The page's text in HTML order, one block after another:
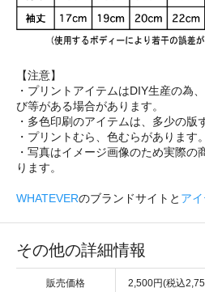
【注意】
・プリントアイテムはDIY生産の為
び等がある場合があります。
・多色印刷のアイテムは、多少の版
・プリントむら、色むらがあります。
・写真はイメージ画像のため実際の
ります。
WHATEVERのブランドサイトと ア
その他の詳細情報
販売価格 2,500円(税込